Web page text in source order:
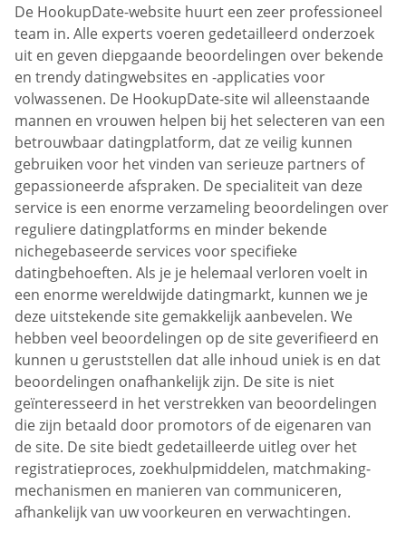
De HookupDate-website huurt een zeer professioneel
team in. Alle experts voeren gedetailleerd onderzoek
uit en geven diepgaande beoordelingen over bekende
en trendy datingwebsites en -applicaties voor
volwassenen. De HookupDate-site wil alleenstaande
mannen en vrouwen helpen bij het selecteren van een
betrouwbaar datingplatform, dat ze veilig kunnen
gebruiken voor het vinden van serieuze partners of
gepassioneerde afspraken. De specialiteit van deze
service is een enorme verzameling beoordelingen over
reguliere datingplatforms en minder bekende
nichegebaseerde services voor specifieke
datingbehoeften. Als je je helemaal verloren voelt in
een enorme wereldwijde datingmarkt, kunnen we je
deze uitstekende site gemakkelijk aanbevelen. We
hebben veel beoordelingen op de site geverifieerd en
kunnen u geruststellen dat alle inhoud uniek is en dat
beoordelingen onafhankelijk zijn. De site is niet
geïnteresseerd in het verstrekken van beoordelingen
die zijn betaald door promotors of de eigenaren van
de site. De site biedt gedetailleerde uitleg over het
registratieproces, zoekhulpmiddelen, matchmaking-
mechanismen en manieren van communiceren,
afhankelijk van uw voorkeuren en verwachtingen.